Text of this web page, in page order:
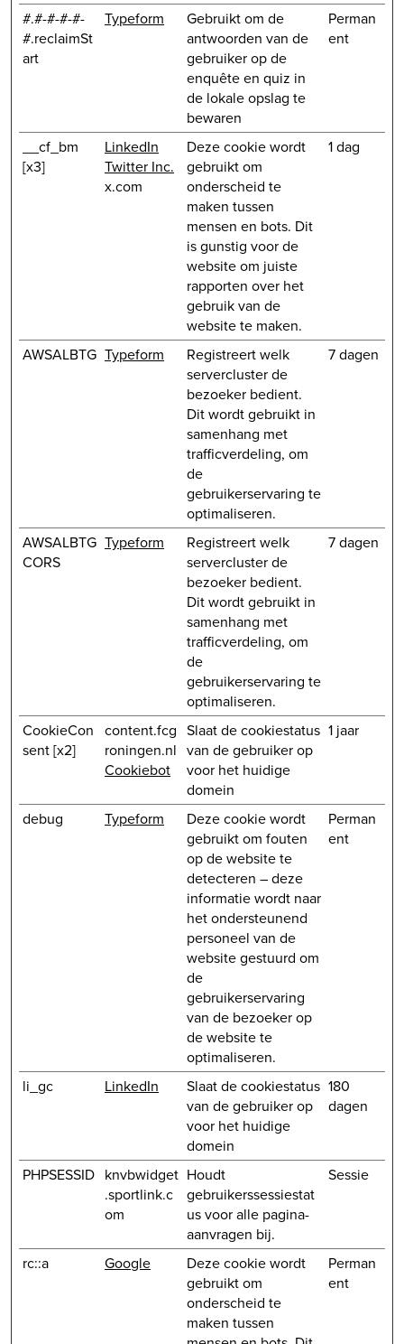
#.#-#-#-#-
#.reclaimSt
art
Typeform
Gebruikt om de
antwoorden van de
gebruiker op de
enquête en quiz in
de lokale opslag te
bewaren
Perman
ent
__cf_bm
[x3]
LinkedIn
Twitter Inc.
x.com
Deze cookie wordt
gebruikt om
onderscheid te
maken tussen
mensen en bots. Dit
is gunstig voor de
website om juiste
rapporten over het
gebruik van de
website te maken.
1 dag
AWSALBTG Typeform
Registreert welk
servercluster de
bezoeker bedient.
Dit wordt gebruikt in
samenhang met
trafficverdeling, om
de
gebruikerservaring te
optimaliseren.
7 dagen
AWSALBTG
CORS
Typeform
Registreert welk
servercluster de
bezoeker bedient.
Dit wordt gebruikt in
samenhang met
trafficverdeling, om
de
gebruikerservaring te
optimaliseren.
7 dagen
CookieCon
sent [x2]
content.fcg
roningen.nl
Cookiebot
Slaat de cookiestatus
van de gebruiker op
voor het huidige
domein
1 jaar
debug Typeform
Deze cookie wordt
gebruikt om fouten
op de website te
detecteren – deze
informatie wordt naar
het ondersteunend
personeel van de
website gestuurd om
de
gebruikerservaring
van de bezoeker op
de website te
optimaliseren.
Perman
ent
li_gc LinkedIn
Slaat de cookiestatus
van de gebruiker op
voor het huidige
domein
180
dagen
PHPSESSID knvbwidget
.sportlink.c
om
Houdt
gebruikerssessiestat
us voor alle pagina-
aanvragen bij.
Sessie
rc::a Google
Deze cookie wordt
gebruikt om
onderscheid te
maken tussen
Perman
ent